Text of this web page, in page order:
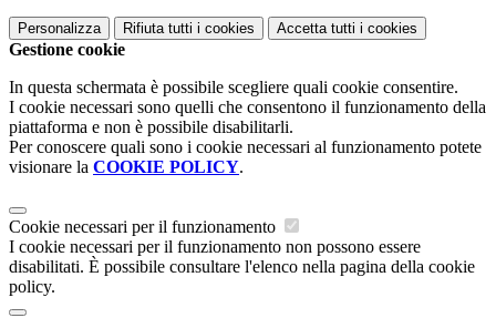
Personalizza Rifiuta tutti i cookies Accetta tutti i cookies
Gestione cookie
In questa schermata è possibile scegliere quali cookie consentire.
I cookie necessari sono quelli che consentono il funzionamento della
piattaforma e non è possibile disabilitarli.
Per conoscere quali sono i cookie necessari al funzionamento potete
visionare la COOKIE POLICY.
Cookie necessari per il funzionamento
I cookie necessari per il funzionamento non possono essere
disabilitati. È possibile consultare l'elenco nella pagina della cookie
policy.